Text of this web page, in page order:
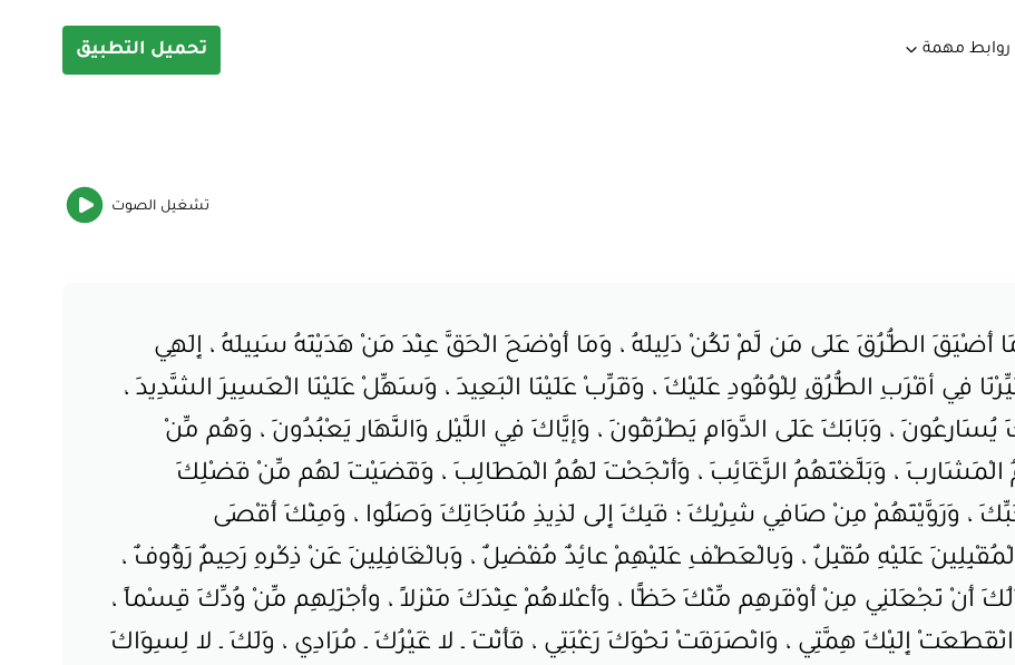
روابط مهمة تحميل التطبيق
تشغيل الصوت
أَضْيَقَ الطُّرُقَ عَلَى مَن لَّمْ تَكُنْ دَلِيلَهُ ، وَمَا أَوْضَحَ الْحَقَّ عِنْدَ مَنْ هَدَيْتَهُ سَبِيلَهُ ، إِلَهِي
فِي أقْرَبِ الطُّرُقِ لِلْوُفُودِ عَلَيْكَ ، وَقَرِّبْ عَلَيْنَا الْبَعِيدَ ، وَسَهِّلْ عَلَيْنَا الْعَسِيرَ الشَّدِيدَ ،
يُسَارِعُونَ ، وَبَابَكَ عَلَى الدَّوَامِ يَطْرُقُونَ ، وَإيَّاكَ فِي اللَّيْلِ وَالنَّهَارِ يَعْبُدُونَ ، وَهُم مِّنْ
، وَبَلَّغْتَهُمُ الرَّغَائِبَ ، وَأَنْجَحْتَ لَهُمُ الْمَطَالِبَ ، وَقَضَيْتَ لَهُم مِّنْ فَضْلِكَ
، وَرَوَّيْتَهُمْ مِنْ صَافِي شِرْبِكَ ؛ فَبِكَ إِلَى لَذِيذِ مُنَاجَاتِكَ وَصَلُوا ، وَمِنْكَ أَقْصَى
عَلَيْهِ مُقْبِلٌ ، وَبِالْعَطْفِ عَلَيْهِمْ عائِدٌ مُفْضِلٌ ، وَبالْغَافِلِينَ عَنْ ذِكْرِهِ رَحِيمٌ رَؤُوفٌ ،
أَنْ تَجْعَلَنِي مِنْ أَوْفَرِهِم مِّنْكَ حَظًّا ، وَأَعْلاهُمْ عِنْدَكَ مَنْزِلاً ، وأَجْزَلِهِم مِّنْ وُدِّكَ قِسْماً ،
إِلَيْكَ هِمَّتِي ، وَانْصَرَفَتْ نَحْوَكَ رَغْبَتِي ، فَأَنْتَ ـ لا غَيْرُكَ ـ مُرَادِي ، وَلَكَ ـ لا لِسِوَاكَ